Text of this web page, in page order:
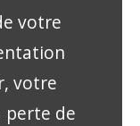
votre
votre
perte de